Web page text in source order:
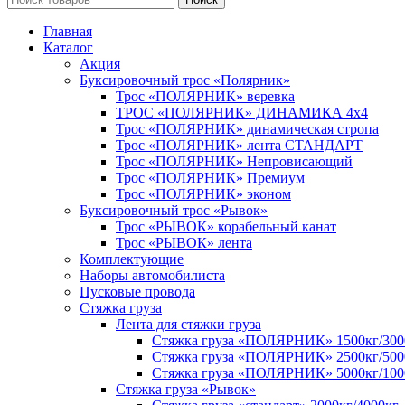
Главная
Каталог
Акция
Буксировочный трос «Полярник»
Трос «ПОЛЯРНИК» веревка
ТРОС «ПОЛЯРНИК» ДИНАМИКА 4х4
Трос «ПОЛЯРНИК» динамическая стропа
Трос «ПОЛЯРНИК» лента СТАНДАРТ
Трос «ПОЛЯРНИК» Непровисающий
Трос «ПОЛЯРНИК» Премиум
Трос «ПОЛЯРНИК» эконом
Буксировочный трос «Рывок»
Трос «РЫВОК» корабельный канат
Трос «РЫВОК» лента
Комплектующие
Наборы автомобилиста
Пусковые провода
Стяжка груза
Лента для стяжки груза
Стяжка груза «ПОЛЯРНИК» 1500кг/
Стяжка груза «ПОЛЯРНИК» 2500кг/
Стяжка груза «ПОЛЯРНИК» 5000кг/
Стяжка груза «Рывок»